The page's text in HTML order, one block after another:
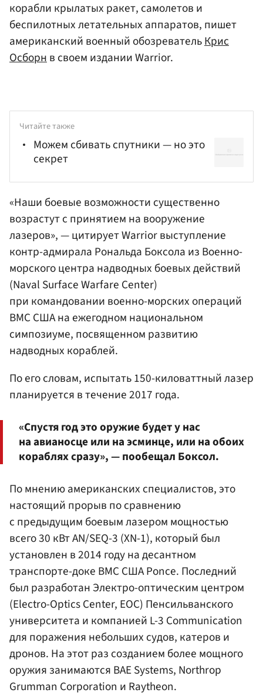
корабли крылатых ракет, самолетов и
беспилотных летательных аппаратов, пишет
американский военный обозревательКрис
Осборн в своем издании Warrior.
Читайте также
Можем сбивать спутники — но это
секрет
«Наши боевые возможности существенно
возрастут с принятием на вооружение
лазеров», — цитирует Warrior выступление
контр-адмирала Рональда Боксола из Военно-
морского центра надводных боевых действий
(Naval Surface Warfare Center)
при командовании военно-морских операций
ВМС США на ежегодном национальном
симпозиуме, посвященном развитию
надводных кораблей.
По его словам, испытать 150-киловаттный лазер
планируется в течение 2017 года.
«Спустя год это оружие будет у нас
на авианосце или на эсминце, или на обоих
кораблях сразу», — пообещал Боксол.
По мнению американских специалистов, это
настоящий прорыв по сравнению
с предыдущим боевым лазером мощностью
всего 30 кВт AN/SEQ-3 (XN-1), который был
установлен в 2014 году на десантном
транспорте-доке ВМС США Ponce. Последний
был разработан Электро-оптическим центром
(Electro-Optics Center, EOC) Пенсильванского
университета и компанией L-3 Communication
для поражения небольших судов, катеров и
дронов. На этот раз созданием более мощного
оружия занимаются BAE Systems, Northrop
Grumman Cоrporation и Raytheon.